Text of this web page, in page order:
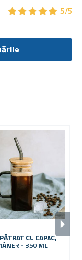
CU CAPAC,
- 350 ML
★★★★★
★★★★★ 5/5